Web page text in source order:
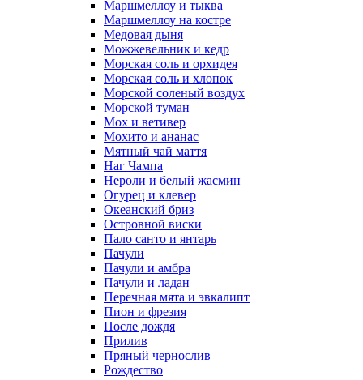
Маршмеллоу и тыква
Маршмеллоу на костре
Медовая дыня
Можжевельник и кедр
Морская соль и орхидея
Морская соль и хлопок
Морской соленый воздух
Морской туман
Мох и ветивер
Мохито и ананас
Мятный чай маття
Наг Чампа
Нероли и белый жасмин
Огурец и клевер
Океанский бриз
Островной виски
Пало санто и янтарь
Пачули
Пачули и амбра
Пачули и ладан
Перечная мята и эвкалипт
Пион и фрезия
После дождя
Прилив
Пряный чернослив
Рождество